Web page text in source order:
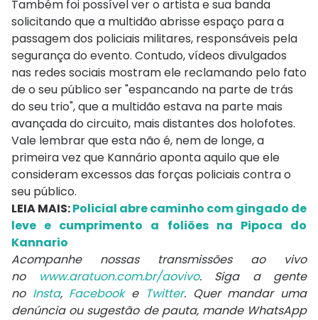
Também foi possível ver o artista e sua banda
solicitando que a multidão abrisse espaço para a
passagem dos policiais militares, responsáveis pela
segurança do evento. Contudo, vídeos divulgados
nas redes sociais mostram ele reclamando pelo fato
de o seu público ser "espancando na parte de trás
do seu trio", que a multidão estava na parte mais
avançada do circuito, mais distantes dos holofotes.
Vale lembrar que esta não é, nem de longe, a
primeira vez que Kannário aponta aquilo que ele
consideram excessos das forças policiais contra o
seu público.
LEIA MAIS:Policial abre caminho com gingado de
leve e cumprimento a foliões na Pipoca do
Kannario
Acompanhe nossas transmissões ao vivo
no
www.aratuon.com.br/aovivo. Siga a gente
no Insta, Facebooke Twitter. Quer mandar uma
denúncia ou sugestão de pauta, mande WhatsApp